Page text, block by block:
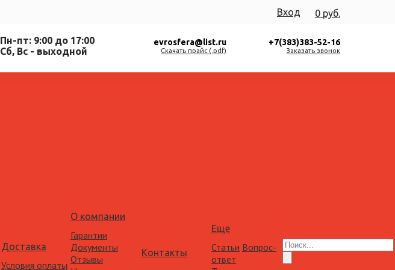
0 руб.
Вход
Пн-пт: 9:00 до 17:00
Cб, Вс - выходной
evrosfera@list.ru
Скачать прайс (.pdf)
+7(383)383-52-16
Заказать звонок
Доставка
Условия оплаты
О компании
Гарантии
Документы
Отзывы
Контакты
Еще
Статьи Вопрос-
ответ